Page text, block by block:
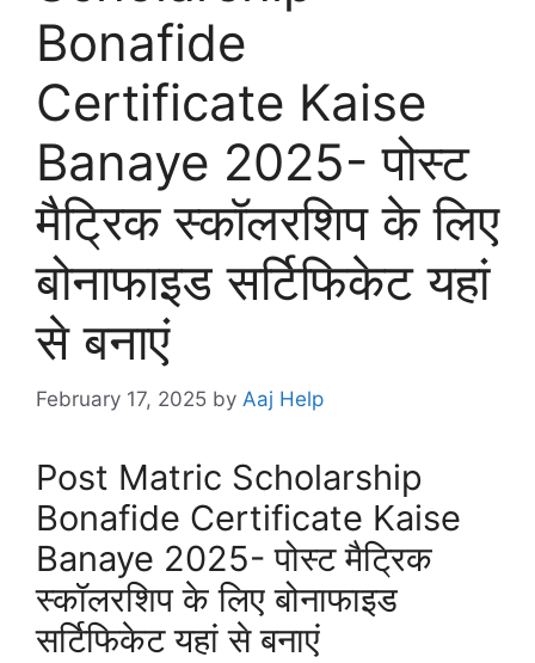
Bonafide
Certificate Kaise
Banaye 2025- पोस्ट
मैट्रिक स्कॉलरशिप के लिए
बोनाफाइड सर्टिफिकेट यहां
से बनाएं
February 17, 2025 by Aaj Help
Post Matric Scholarship
Bonafide Certificate Kaise
Banaye 2025- पोस्ट मैट्रिक
स्कॉलरशिप के लिए बोनाफाइड
सर्टिफिकेट यहां से बनाएं